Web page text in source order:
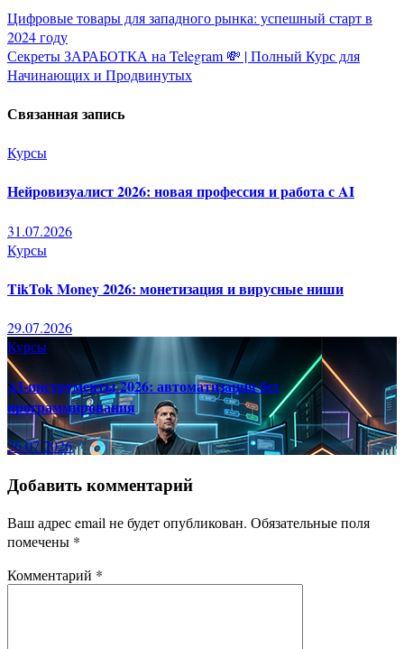
Навигация
по
записям
Цифровые товары для западного рынка: успешный старт в
2024 году
Секреты ЗАРАБОТКА на Telegram 💸 | Полный Курс для
Начинающих и Продвинутых
Связанная запись
Курсы
Нейровизуалист 2026: новая профессия и работа с AI
31.07.2026
Курсы
TikTok Money 2026: монетизация и вирусные ниши
29.07.2026
Курсы
AI-инструменты 2026: автоматизация без
программирования
26.07.2026
Добавить комментарий
Ваш адрес email не будет опубликован. Обязательные поля
помечены *
Комментарий *